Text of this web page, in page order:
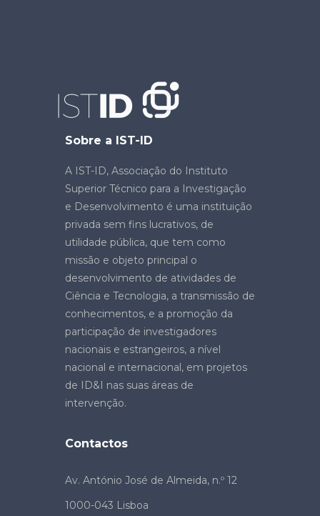
Sobre a IST-ID
A IST-ID, Associação do Instituto
Superior Técnico para a Investigação
e Desenvolvimento é uma instituição
privada sem fins lucrativos, de
utilidade pública, que tem como
missão e objeto principal o
desenvolvimento de atividades de
Ciência e Tecnologia, a transmissão de
conhecimentos, e a promoção da
participação de investigadores
nacionais e estrangeiros, a nível
nacional e internacional, em projetos
de ID&I nas suas áreas de
intervenção.
Contactos
Av. António José de Almeida, n.º 12
1000-043 Lisboa